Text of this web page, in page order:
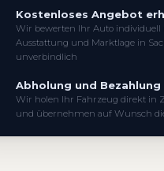
Kostenloses Angebot
Wir bewerten Ihr Auto individuell
Ausstattung und Marktlage in
unverbindlich
Abholung und
Wir holen Ihr Fahrzeug direkt in
und übernehmen auf Wunsch